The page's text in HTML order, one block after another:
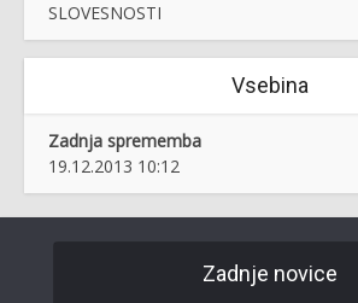
SLOVESNOSTI
Vsebina
Zadnja sprememba
19.12.2013 10:12
Zadnje novice